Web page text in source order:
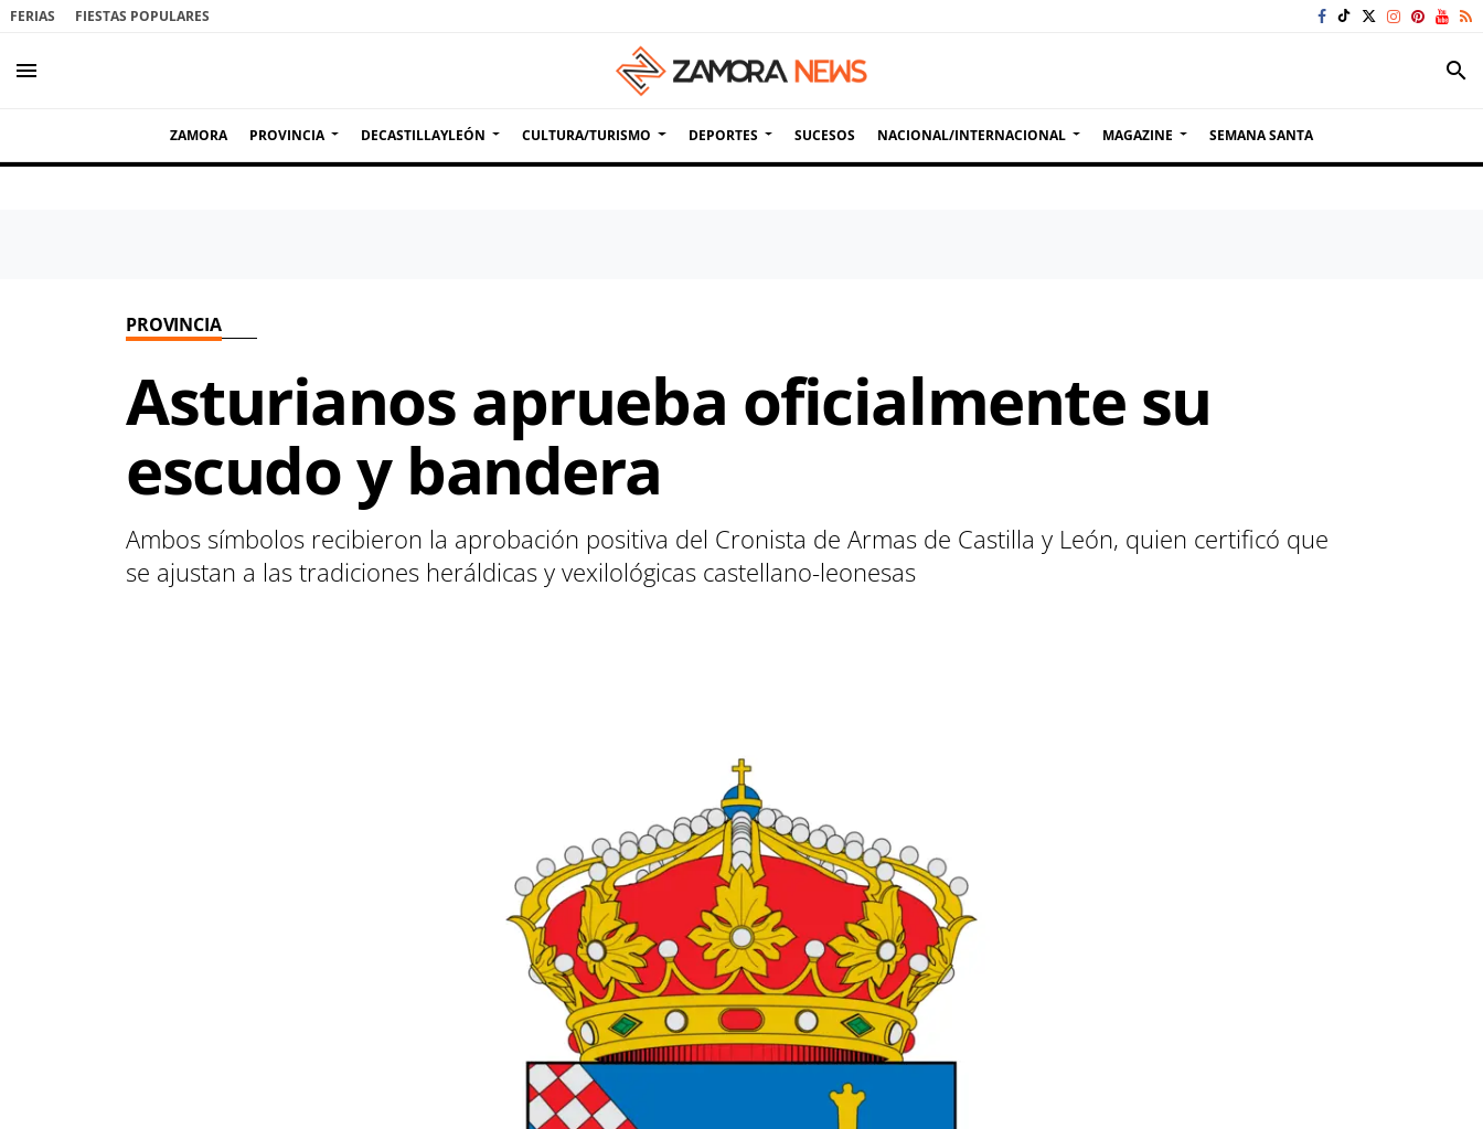
FERIAS FIESTAS POPULARES
menu search
ZAMORA PROVINCIA DECASTILLAYLEÓN CULTURA/TURISMO DEPORTES SUCESOS NACIONAL/INTERNACIONAL MAGAZINE SEMANA SANTA
PROVINCIA
Asturianos aprueba oficialmente su
escudo y bandera
Ambos símbolos recibieron la aprobación positiva del Cronista de Armas de Castilla y León, quien certificó que
se ajustan a las tradiciones heráldicas y vexilológicas castellano-leonesas